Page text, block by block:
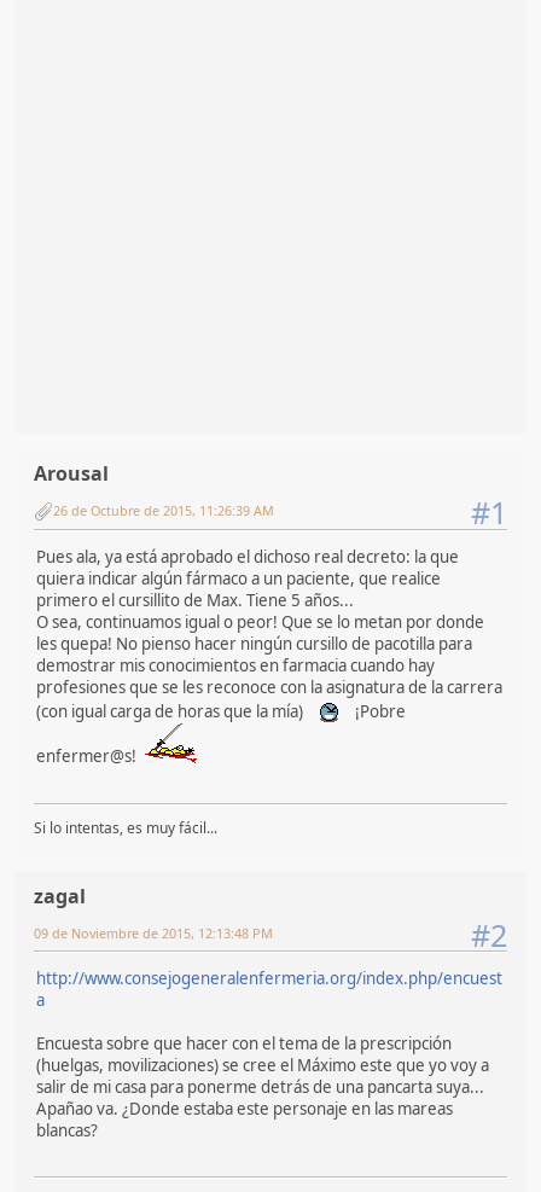
Arousal
#1
26 de Octubre de 2015, 11:26:39 AM
Pues ala, ya está aprobado el dichoso real decreto: la que
quiera indicar algún fármaco a un paciente, que realice
primero el cursillito de Max. Tiene 5 años...
O sea, continuamos igual o peor! Que se lo metan por donde
les quepa! No pienso hacer ningún cursillo de pacotilla para
demostrar mis conocimientos en farmacia cuando hay
profesiones que se les reconoce con la asignatura de la carrera
(con igual carga de horas que la mía)
¡Pobre
enfermer@s!
Si lo intentas, es muy fácil...
zagal
#2
09 de Noviembre de 2015, 12:13:48 PM
http://www.consejogeneralenfermeria.org/index.php/encuest
a
Encuesta sobre que hacer con el tema de la prescripción
(huelgas, movilizaciones) se cree el Máximo este que yo voy a
salir de mi casa para ponerme detrás de una pancarta suya...
Apañao va. ¿Donde estaba este personaje en las mareas
blancas?